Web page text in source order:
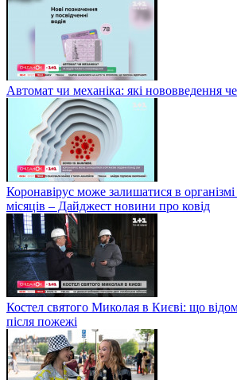
Автомат чи механіка: які нововведення
Коронавірус може залишатися в
місяців – Дайджест новини про ковід
Костел святого Миколая в Києві: що
після пожежі